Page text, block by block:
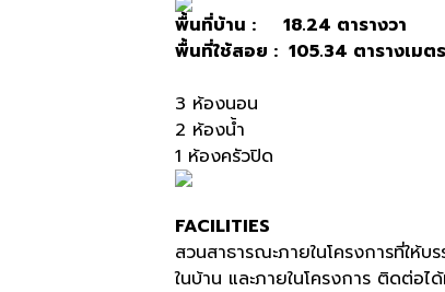
พื้นที่บ้าน : 18.24 ตารางวา
พื้นที่ใช้สอย : 105.34 ตารางเมตร
3 ห้องนอน
2 ห้องน้ำ
1 ห้องครัวปิด
FACILITIES
สวนสาธารณะภายในโครงการที่ให้
ในบ้าน และภายในโครงการ ติดต่อไ